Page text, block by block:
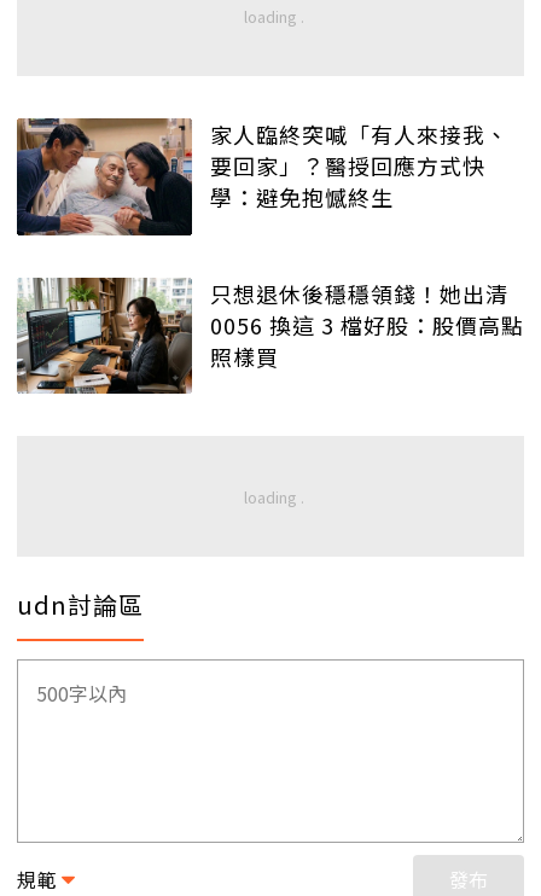
家人臨終突喊「有人來接我、
要回家」？醫授回應方式快
學：避免抱憾終生
只想退休後穩穩領錢！她出清
0056 換這 3 檔好股：股價高點
照樣買
udn討論區
規範 發布